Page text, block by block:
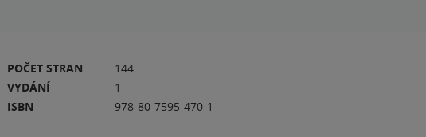
POČET STRAN
144
VYDÁNÍ
1
ISBN
978-80-7595-470-1